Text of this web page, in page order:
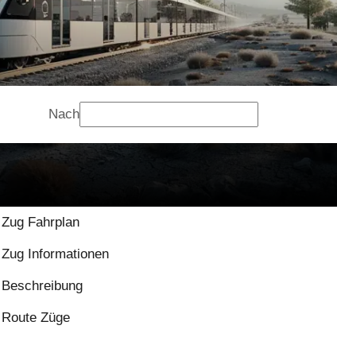
Nach
Zug Fahrplan
Zug Informationen
Beschreibung
Route Züge